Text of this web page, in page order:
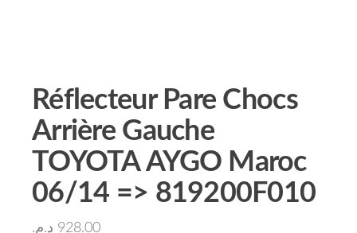
Réflecteur Pare Chocs
Arrière Gauche
TOYOTA AYGO Maroc
06/14 => 819200F010
928.00 د.م.